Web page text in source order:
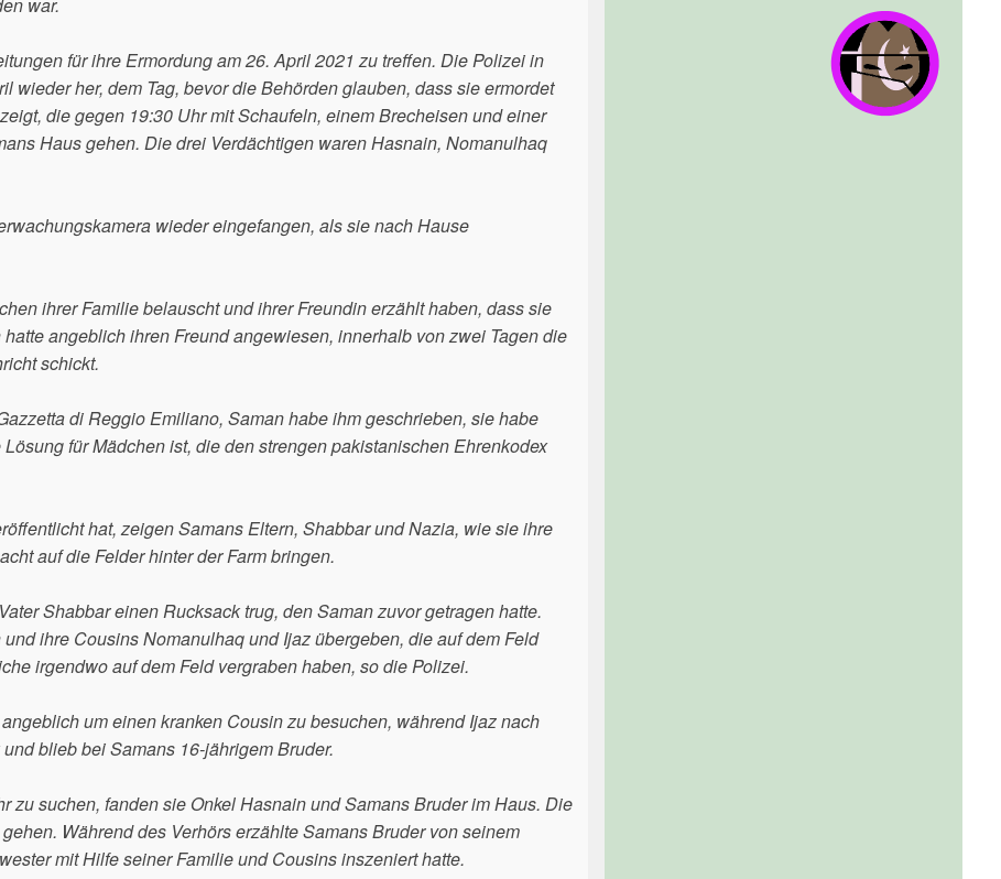
für ihre Ermordung am 26. April 2021 zu treffen. Die Polizei in
wieder her, dem Tag, bevor die Behörden glauben, dass sie ermordet
die gegen 19:30 Uhr mit Schaufeln, einem Brecheisen und einer
Haus gehen. Die drei Verdächtigen waren Hasnain, Nomanulhaq
wieder eingefangen, als sie nach Hause
ihrer Familie belauscht und ihrer Freundin erzählt haben, dass sie
angeblich ihren Freund angewiesen, innerhalb von zwei Tagen die
schickt.
di Reggio Emiliano, Saman habe ihm geschrieben, sie habe
für Mädchen ist, die den strengen pakistanischen Ehrenkodex
hat, zeigen Samans Eltern, Shabbar und Nazia, wie sie ihre
auf die Felder hinter der Farm bringen.
Shabbar einen Rucksack trug, den Saman zuvor getragen hatte.
ihre Cousins Nomanulhaq und Ijaz übergeben, die auf dem Feld
irgendwo auf dem Feld vergraben haben, so die Polizei.
um einen kranken Cousin zu besuchen, während Ijaz nach
blieb bei Samans 16-jährigem Bruder.
zu suchen, fanden sie Onkel Hasnain und Samans Bruder im Haus. Die
Während des Verhörs erzählte Samans Bruder von seinem
mit Hilfe seiner Familie und Cousins inszeniert hatte.